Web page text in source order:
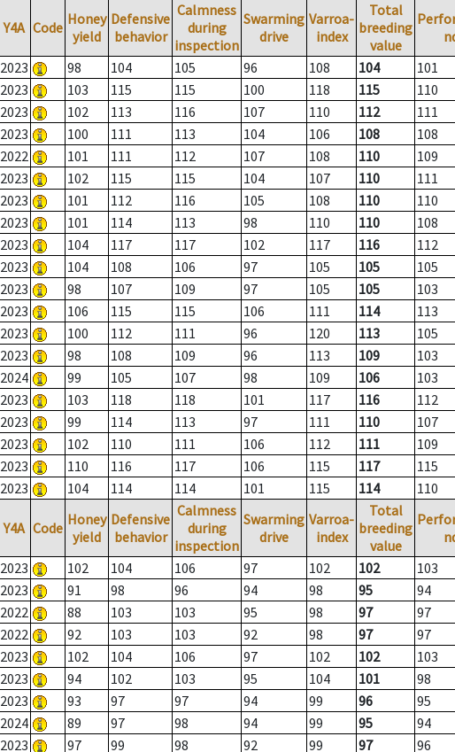
Y4A Code Honey
yield
Defensive
behavior
Calmness
during
inspection
Swarming
drive
Varroa-
index
Total
breeding
value
2023 98 104 105 96 108 104
101
2023 103 115 115 100 118 115
110
2023 102 113 116 107 110 112
111
2023 100 111 113 104 106 108
108
2022 101 111 112 107 108 110
109
2023 102 115 115 104 107 110
111
2023 101 112 116 105 108 110
110
2023 101 114 113 98 110 110
108
2023 104 117 117 102 117 116
112
2023 104 108 106 97 105 105
105
2023 98 107 109 97 105 105
103
2023 106 115 115 106 111 114
113
2023 100 112 111 96 120 113
105
2023 98 108 109 96 113 109
103
2024 99 105 107 98 109 106
103
2023 103 118 118 101 117 116
112
2023 99 114 113 97 111 110
107
2023 102 110 111 106 112 111
109
2023 110 116 117 106 115 117
115
2023 104 114 114 101 115 114 110
Y4A Code Honey
yield
Defensive
behavior
Calmness
during
inspection
Swarming
drive
Varroa-
index
Total
breeding
value
2023 102 104 106 97 102 102
103
2023 91 98 96 94 98 95
94
2022 88 103 103 95 98 97
97
2022 92 103 103 92 98 97
97
2023 102 104 106 97 102 102
103
2023 94 102 103 95 104 101
98
2023 93 97 97 94 99 96
95
2024 89 97 98 94 99 95
94
2023 97 99 98 92 99 97 96